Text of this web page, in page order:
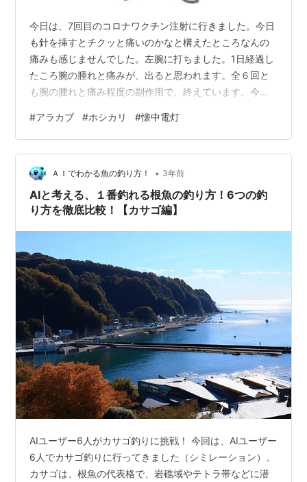
今日は、7回目のコロナワクチン注射に行きました。今日
も針を挿すとチクッと痛いのかなと構えたところなんの
痛みも感じませんでした。左腕に打ちました。1日経過し
たころ腕の腫れと痛みが、出ると思われます。全６回と
も腕の腫れと痛み程度の副作用で、終えています。今晩
の方が、電池は新しいのに取り替えたけど懐中電灯が点
灯しないとの相談を受けました。大型ライトの蓋を開け
て、電球部分の導通をテスターで測定したらメーターが
振れないので電球フィラメントの断線を疑い新しい電球
4,8Vを買うように伝えました。 一夜明けて、今朝ホシカ
リ（アラカブ）をお礼に届けて頂きまし…
#アラカブ #ホシカリ #懐中電灯
ＡＩでわかる魚の釣り方！ • 3年前
AIと考える、１番釣れる根魚の釣り方！6つの釣
り方を徹底比較！【カサゴ編】
AIユーザー6人がカサゴ釣りに挑戦！ 今回は、AIユーザー
6人でカサゴ釣りに行ってきました（シミレーション）。
カサゴは、根魚の代表格で、岩礁域やテトラ帯などに潜